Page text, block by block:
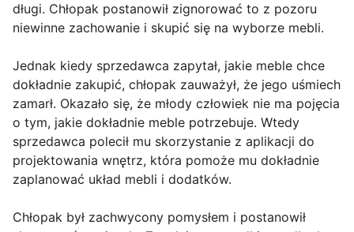
długi. Chłopak postanowił zignorować to z pozoru
niewinne zachowanie i skupić się na wyborze mebli.
Jednak kiedy sprzedawca zapytał, jakie meble chce
dokładnie zakupić, chłopak zauważył, że jego uśmiech
zamarł. Okazało się, że młody człowiek nie ma pojęcia
o tym, jakie dokładnie meble potrzebuje. Wtedy
sprzedawca polecił mu skorzystanie z aplikacji do
projektowania wnętrz, która pomoże mu dokładnie
zaplanować układ mebli i dodatków.
Chłopak był zachwycony pomysłem i postanowił